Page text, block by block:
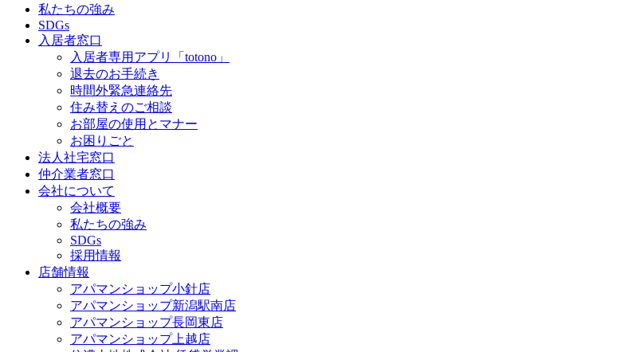
私たちの強み
SDGs
入居者窓口
入居者専用アプリ「totono」
退去のお手続き
時間外緊急連絡先
住み替えのご相談
お部屋の使用とマナー
お困りごと
法人社宅窓口
仲介業者窓口
会社について
会社概要
私たちの強み
SDGs
採用情報
店舗情報
アパマンショップ小針店
アパマンショップ新潟駅南店
アパマンショップ長岡東店
アパマンショップ上越店